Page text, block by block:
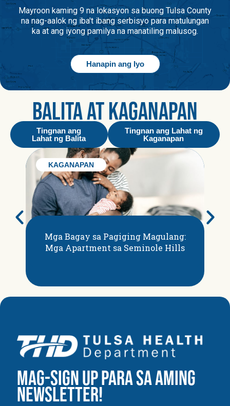
Mayroon kaming 9 na lokasyon sa buong Tulsa County
na nag-aalok ng iba't ibang serbisyo para matulungan
ka at ang iyong pamilya na manatiling malusog.
Hanapin ang Iyo
BALITA AT KAGANAPAN
Tingnan ang
Lahat ng Balita
Tingnan ang Lahat ng
Kaganapan
KAGANAPAN
Mga Bagay sa Pagiging Magulang:
Mga Apartment sa Seminole Hills
MAG-SIGN UP PARA SA AMING
NEWSLETTER!